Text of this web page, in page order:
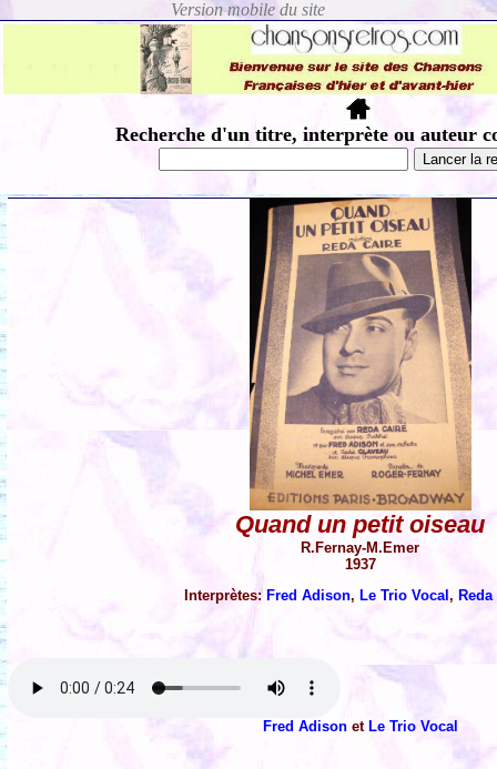
Recherche d'un titre, interprète ou auteur
Quand un petit oiseau
R.Fernay-M.Emer
1937
Interprètes: Fred Adison, Le Trio Vocal, Reda
Fred Adison et Le Trio Vocal